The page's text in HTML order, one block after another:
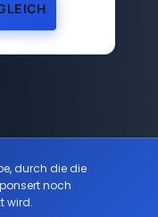
durch die die
noch
wird.